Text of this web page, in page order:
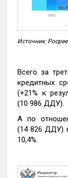
Источник:
Всего за
кредитных
(+21% к
(10 986 ДДУ).
А по
(14 826 ДДУ)
10,4%.